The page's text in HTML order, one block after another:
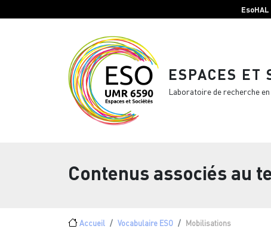
EsoHAL
ESPACES ET
Laboratoire de recherche
Contenus associés au
Fil d'Ariane
Accueil Vocabulaire ESO Mobilisations